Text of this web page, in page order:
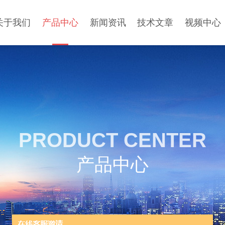
于我们 产品中心 新闻资讯 技术文章 视频中心
PRODUCT CENTER
产品中心